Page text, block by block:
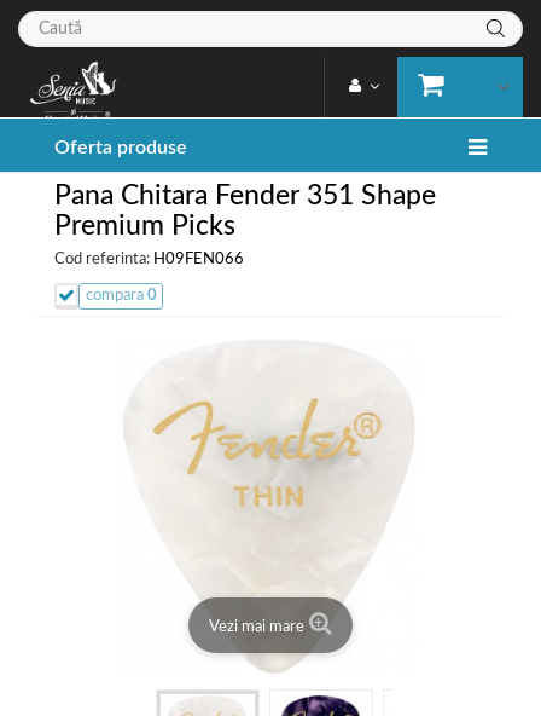
Oferta produse
Pana Chitara Fender 351 Shape
Premium Picks
Cod referinta: H09FEN066
compara 0
Vezi mai mare